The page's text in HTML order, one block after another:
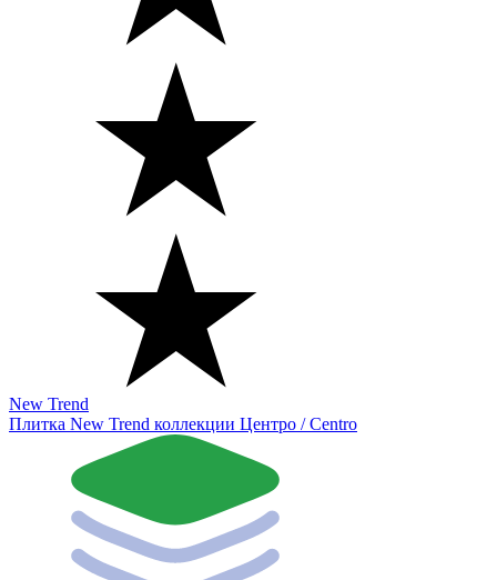
New Trend
Плитка New Trend коллекции Центро / Centro